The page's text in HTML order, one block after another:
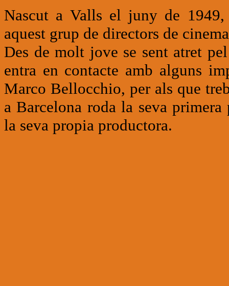
Nascut a Valls el juny de 1949,
aquest grup de directors de
Des de molt jove se sent atret
entra en contacte amb alguns
Marco Bellocchio, per als que
a Barcelona roda la seva
la seva propia productora.